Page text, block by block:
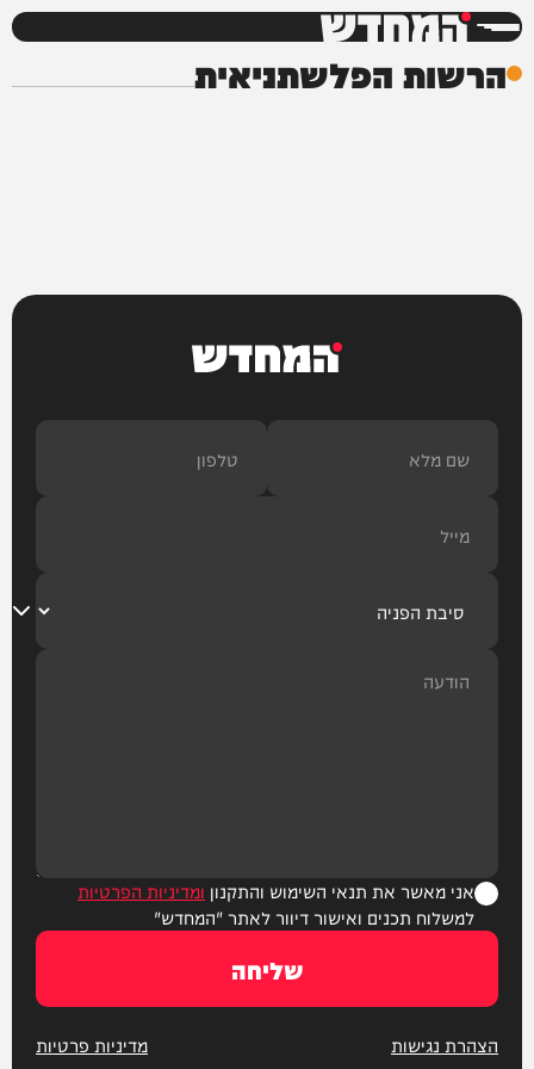
המחדש
הרשות הפלשתניאית
המחדש
אני מאשר את תנאי השימוש והתקנון ומדיניות הפרטיות
למשלוח תכנים ואישור דיוור לאתר "המחדש"
שליחה
הצהרת נגישות מדיניות פרטיות